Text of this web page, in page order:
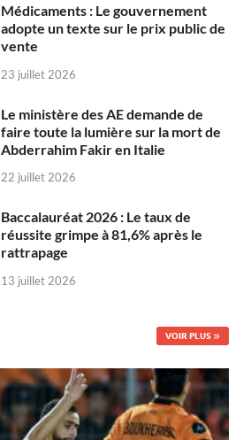
Médicaments : Le gouvernement
adopte un texte sur le prix public de
vente
23 juillet 2026
Le ministère des AE demande de
faire toute la lumière sur la mort de
Abderrahim Fakir en Italie
22 juillet 2026
Baccalauréat 2026 : Le taux de
réussite grimpe à 81,6% après le
rattrapage
13 juillet 2026
VOIR PLUS